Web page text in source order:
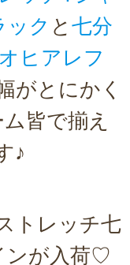
ック と 七分
ヒアレフ
がとにかく
皆で揃え
♪
トレッチ七
ンが入荷♡